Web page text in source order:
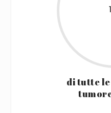
di tutte